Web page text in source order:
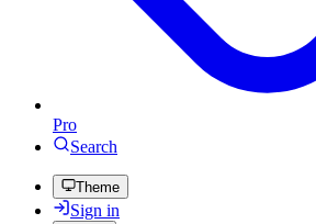
Pro
Search
Theme
Sign in